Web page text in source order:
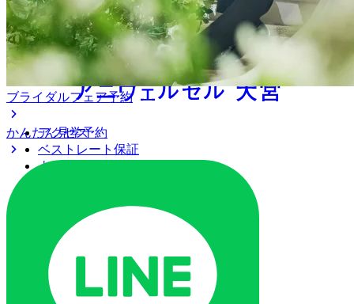
アクセス
ベストレート保証
よくあるご質問
ご予約・お問い合わせ
ブライダルフェア
ブライダルフェア一覧
ブライダルフェア予約
かんたん見学予約